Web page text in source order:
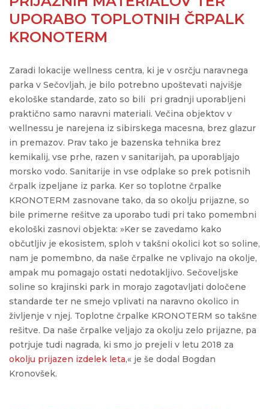
UPORABO TOPLOTNIH ČRPALK
KRONOTERM
Zaradi lokacije wellness centra, ki je v osrčju naravnega
parka v Sečovljah, je bilo potrebno upoštevati najvišje
ekološke standarde, zato so bili pri gradnji uporabljeni
praktično samo naravni materiali. Večina objektov v
wellnessu je narejena iz sibirskega macesna, brez glazur
in premazov. Prav tako je bazenska tehnika brez
kemikalij, vse prhe, razen v sanitarijah, pa uporabljajo
morsko vodo. Sanitarije in vse odplake so prek potisnih
črpalk izpeljane iz parka. Ker so toplotne črpalke
KRONOTERM zasnovane tako, da so okolju prijazne, so
bile primerne rešitve za uporabo tudi pri tako pomembni
ekološki zasnovi objekta: »Ker se zavedamo kako
občutljiv je ekosistem, sploh v takšni okolici kot so soline,
nam je pomembno, da naše črpalke ne vplivajo na okolje,
ampak mu pomagajo ostati nedotakljivo. Sečoveljske
soline so krajinski park in morajo zagotavljati določene
standarde ter ne smejo vplivati na naravno okolico in
življenje v njej. Toplotne črpalke KRONOTERM so takšne
rešitve. Da naše črpalke veljajo za okolju zelo prijazne, pa
potrjuje tudi nagrada, ki smo jo prejeli v letu 2018 za
okolju prijazen izdelek leta,« je še dodal Bogdan
Kronovšek.